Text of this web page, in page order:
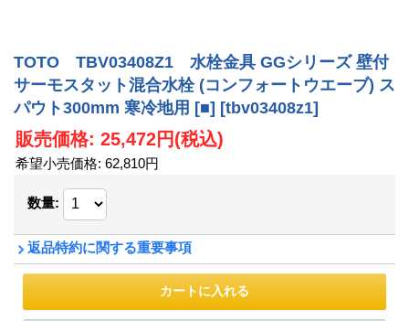
TOTO TBV03408Z1 水栓金具 GGシリーズ 壁付
サーモスタット混合水栓 (コンフォートウエーブ) ス
パウト300mm 寒冷地用 [■] [tbv03408z1]
販売価格: 25,472円(税込)
希望小売価格: 62,810円
数量:
返品特約に関する重要事項